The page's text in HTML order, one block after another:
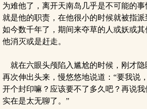
为难他了，离开天南岛几乎是不可能的
就是他的职责，在他很小的时候就被指派
如今数千年了，期间来夺草的人或妖或
他消灭或是赶走。
就在六眼头颅陷入尴尬的时候，刚才隐
再次伸出头来，慢悠悠地说道：“要我说
开个封印嘛？应该要不了多久吧？再说
实在是太无聊了。”